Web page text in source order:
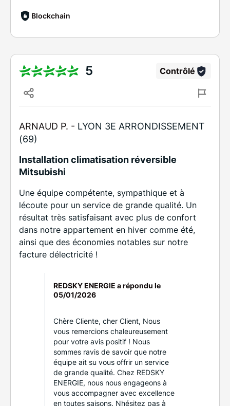
Blockchain
5 Contrôlé
ARNAUD P. - LYON 3E ARRONDISSEMENT
(69)
Installation climatisation réversible
Mitsubishi
Une équipe compétente, sympathique et à
lécoute pour un service de grande qualité. Un
résultat très satisfaisant avec plus de confort
dans notre appartement en hiver comme été,
ainsi que des économies notables sur notre
facture délectricité !
REDSKY ENERGIE a répondu le
05/01/2026
Chère Cliente, cher Client, Nous
vous remercions chaleureusement
pour votre avis positif ! Nous
sommes ravis de savoir que notre
équipe ait su vous offrir un service
de grande qualité. Chez REDSKY
ENERGIE, nous nous engageons à
vous accompagner avec excellence
en toutes saisons. Nhésitez pas à